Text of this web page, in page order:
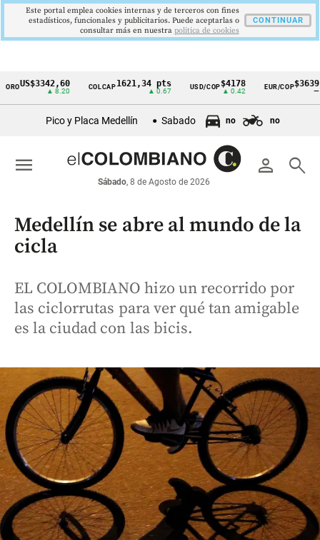
Cintillo
económicos
Colombia
COLCAP1621,34 pts USD/COP$4178
▲ 0.42
EUR/COP$3639
Pico y Placa Medellín Sabado no no
person search
Sábado, 8 de Agosto de 2026
menu
Medellín se abre al mundo de la
cicla
EL COLOMBIANO hizo un recorrido por
las ciclorrutas para ver qué tan amigable
es la ciudad con las bicis.
Este portal emplea cookies internas y de terceros con fines
estadísticos, funcionales y publicitarios. Puede aceptarlas o
consultar más en nuestra politica de cookies
CONTINUAR